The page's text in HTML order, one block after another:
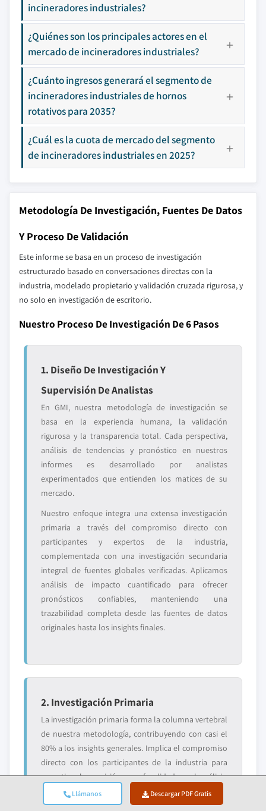
Llámanos Descargar PDF Gratis
incineradores industriales?
¿Quiénes son los principales actores en el
mercado de incineradores industriales?
¿Cuánto ingresos generará el segmento de
incineradores industriales de hornos
rotativos para 2035?
¿Cuál es la cuota de mercado del segmento
de incineradores industriales en 2025?
Metodología De Investigación, Fuentes De Datos
Y Proceso De Validación
Este informe se basa en un proceso de investigación
estructurado basado en conversaciones directas con la
industria, modelado propietario y validación cruzada rigurosa, y
no solo en investigación de escritorio.
Nuestro Proceso De Investigación De 6 Pasos
1. Diseño De Investigación Y
Supervisión De Analistas
En GMI, nuestra metodología de investigación se
basa en la experiencia humana, la validación
rigurosa y la transparencia total. Cada perspectiva,
análisis de tendencias y pronóstico en nuestros
informes es desarrollado por analistas
experimentados que entienden los matices de su
mercado.
Nuestro enfoque integra una extensa investigación
primaria a través del compromiso directo con
participantes y expertos de la industria,
complementada con una investigación secundaria
integral de fuentes globales verificadas. Aplicamos
análisis de impacto cuantificado para ofrecer
pronósticos confiables, manteniendo una
trazabilidad completa desde las fuentes de datos
originales hasta los insights finales.
2. Investigación Primaria
La investigación primaria forma la columna vertebral
de nuestra metodología, contribuyendo con casi el
80% a los insights generales. Implica el compromiso
directo con los participantes de la industria para
garantizar la precisión y profundidad en el análisis.
Nuestro programa de entrevistas estructuradas
cubre los mercados regionales y globales, con